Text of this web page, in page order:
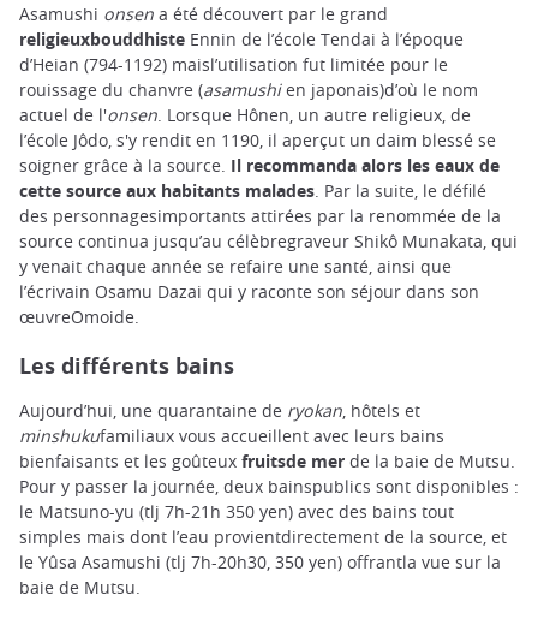
Asamushi onsen a été découvert par le grand
religieuxbouddhiste Ennin de l’école Tendai à l’époque
d’Heian (794-1192) maisl’utilisation fut limitée pour le
rouissage du chanvre (asamushien japonais)d’où le nom
actuel de l'onsen . Lorsque Hônen, un autre religieux, de
l’école Jôdo, s'y rendit en 1190, il aperçut un daim blessé se
soigner grâce à la source. Il recommanda alors les eaux de
cette source aux habitants malades . Par la suite, le défilé
des personnagesimportants attirées par la renommée de la
source continua jusqu’au célèbregraveur Shikô Munakata, qui
y venait chaque année se refaire une santé, ainsi que
l’écrivain Osamu Dazai qui y raconte son séjour dans son
œuvreOmoide.
Les différents bains
Aujourd’hui, une quarantaine de ryokan , hôtels et
minshukufamiliaux vous accueillent avec leurs bains
bienfaisants et les goûteux fruitsde mer de la baie de Mutsu.
Pour y passer la journée, deux bainspublics sont disponibles :
le Matsuno-yu (tlj 7h-21h 350 yen) avec des bains tout
simples mais dont l’eau provientdirectement de la source, et
le Yûsa Asamushi (tlj 7h-20h30, 350 yen) offrantla vue sur la
baie de Mutsu.